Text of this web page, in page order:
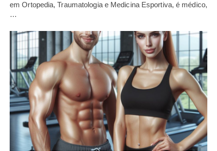
em Ortopedia, Traumatologia e Medicina Esportiva, é médico,
…